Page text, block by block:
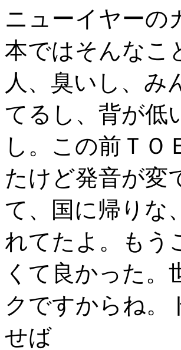
ニューイヤーの
本ではそんなこ
人、臭いし、み
てるし、背が低
し。この前ＴＯ
たけど発音が変
て、国に帰りな
れてたよ。もう
くて良かった。
クですからね。
せば